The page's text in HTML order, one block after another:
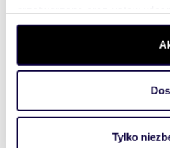
szczegółów. W Deklaracji
wycofać swoją zgodę w
aby oferować funkcje
witrynie. Informacje o tym,
analitycznym. Partnerzy
Tylko